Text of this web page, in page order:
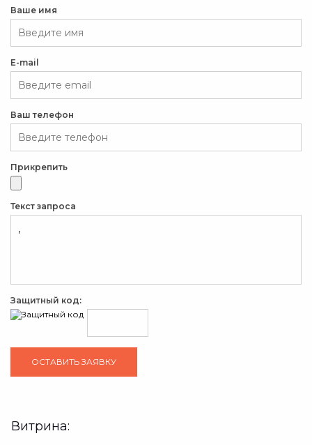
Ваше имя
E-mail
Ваш телефон
Прикрепить
Текст запроса
Защитный код:
Витрина: